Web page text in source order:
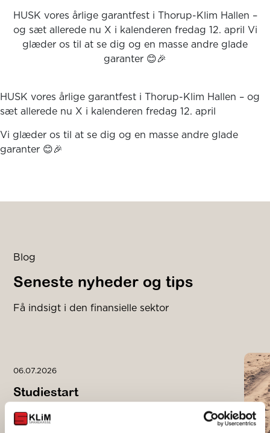
HUSK vores årlige garantfest i Thorup-Klim Hallen –
og sæt allerede nu X i kalenderen fredag 12. april Vi
glæder os til at se dig og en masse andre glade
garanter 😊🎉
HUSK vores årlige garantfest i Thorup-Klim Hallen – og
sæt allerede nu X i kalenderen fredag 12. april
Vi glæder os til at se dig og en masse andre glade
garanter 😊🎉
Blog
Seneste nyheder og tips
Få indsigt i den finansielle sektor
06.07.2026
Studiestart
Læs mere